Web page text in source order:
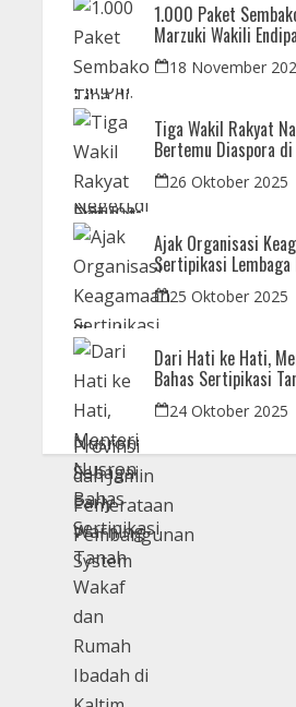
1.000 Paket
Marzuki Wakili
Iman Sutiawan Kawal
18 November
Tiga Wakil Rakyat
Bertemu Diaspora
Dorong Pemekaran
Pemerataan
26 Oktober 2025
Ajak Organisasi
Sertipikasi Lembaga
Menteri Nusron:
System
25 Oktober 2025
Dari Hati ke Hati,
Bahas Sertipikasi
Rumah Ibadah di
24 Oktober 2025